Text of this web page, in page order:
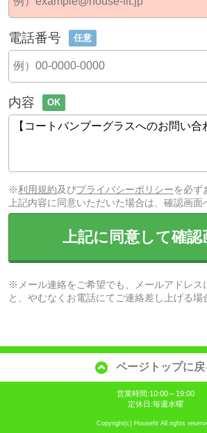
電話番号 任意
内容 OK
※利用規約及びプライバシーポリシーを必ず
上記内容に同意いただいた場合は、確認画面
上記に同意して確認
※メール連絡をご希望でも、メールアドレス
と、やむなくお電話にてご連絡差し上げる場
ページトップに戻
営業時間:10:00～19:00
定休日:毎週水曜
Copyright(c) Housefit All rights